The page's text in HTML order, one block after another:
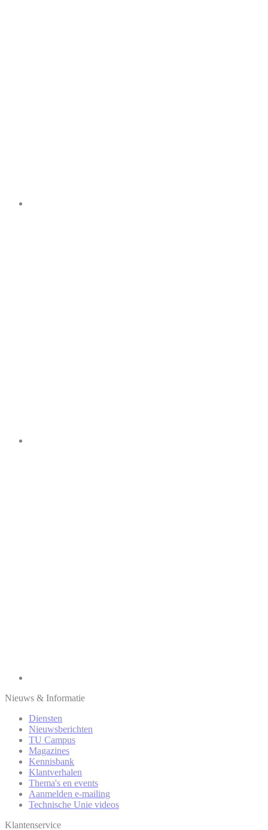
Nieuws & Informatie
Diensten
Nieuwsberichten
TU Campus
Magazines
Kennisbank
Klantverhalen
Thema's en events
Aanmelden e-mailing
Technische Unie videos
Klantenservice